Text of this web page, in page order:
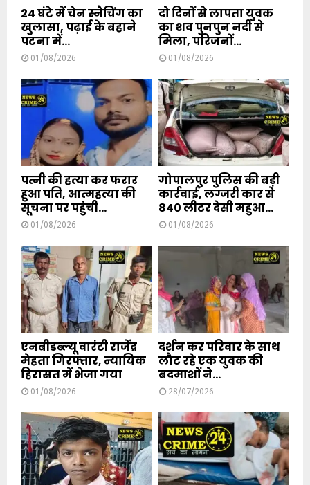
24 घंटे में चेन स्नैचिंग का
खुलासा, पढ़ाई के बहाने
पटना में...
01/08/2026
दो दिनों से लापता युवक
का शव पुनपुन नदी से
मिला, परिजनों...
01/08/2026
पत्नी की हत्या कर फरार
हुआ पति, आत्महत्या की
सूचना पर पहुंची...
01/08/2026
गोपालपुर पुलिस की बड़ी
कार्रवाई, लग्जरी कार से
840 लीटर देसी महुआ...
01/08/2026
एनबीडब्ल्यू वारंटी राजेंद्र
मेहता गिरफ्तार, न्यायिक
हिरासत में भेजा गया
01/08/2026
दर्शन कर परिवार के साथ
लौट रहे एक युवक की
बदमाशों ने...
28/07/2026